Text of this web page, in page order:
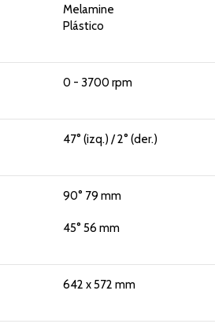
Melamine
Plástico
0 - 3700 rpm
47° (izq.) / 2° (der.)
90° 79 mm
45° 56 mm
642 x 572 mm